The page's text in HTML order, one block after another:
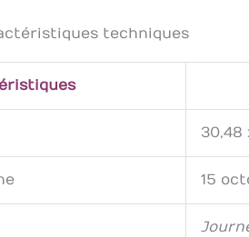
techniques
30,48
15